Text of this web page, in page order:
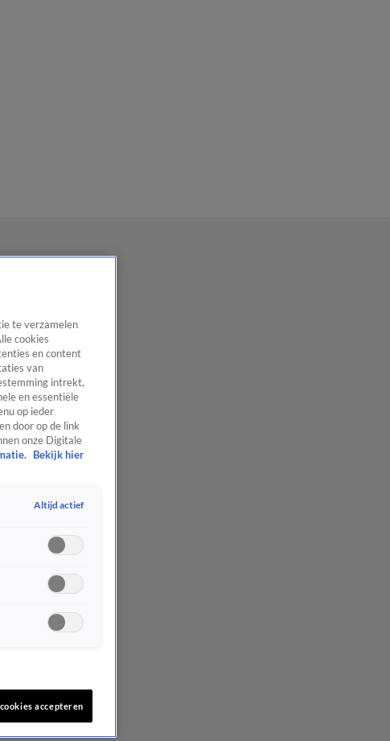
te verzamelen
cookies
en content
van
intrekt,
en essentiële
op ieder
door op de link
onze Digitale
Bekijk hier
Altijd actief
accepteren